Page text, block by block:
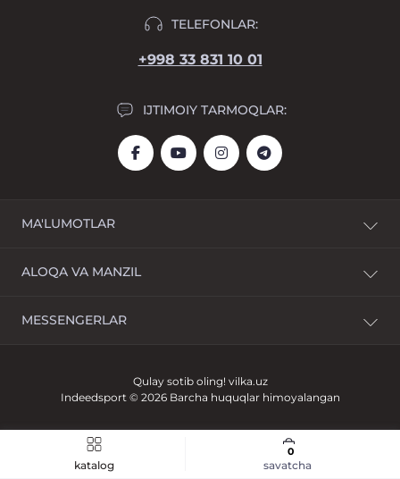
katalog savatcha
0
TELEFONLAR:
+998 33 831 10 01
IJTIMOIY TARMOQLAR:
MA'LUMOTLAR
To'lov
Sharhlar
Ishlab chiqaruvchilar
Aksiya
ALOQA VA MANZIL
Evos yaqinidagi Landmark Parkent bozori
Dushanba-Yakshanba: 10:00 dan 22:00 gacha
MESSENGERLAR
Qulay sotib oling! vilka.uz
Indeedsport © 2026 Barcha huquqlar himoyalangan